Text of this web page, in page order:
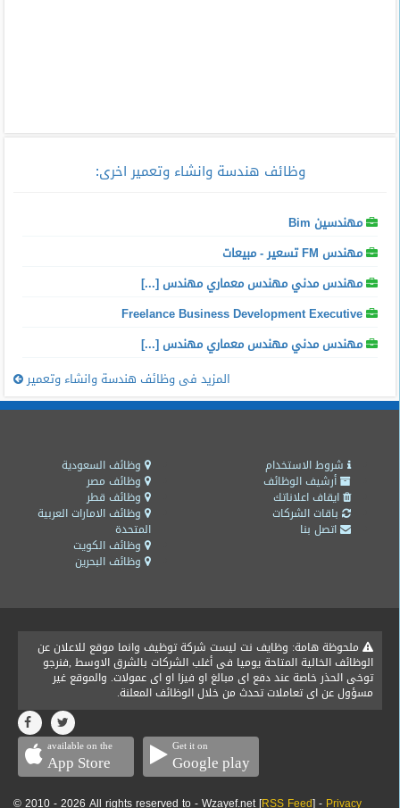
وظائف هندسة وانشاء وتعمير اخرى:
مهندسين Bim
مهندس FM تسعير - مبيعات
مهندس مدني مهندس معماري مهندس [...]
Freelance Business Development Executive
مهندس مدني مهندس معماري مهندس [...]
المزيد فى وظائف هندسة وانشاء وتعمير
وظائف السعودية
وظائف مصر
وظائف قطر
وظائف الامارات العربية
المتحدة
وظائف الكويت
وظائف البحرين
شروط الاستخدام
أرشيف الوظائف
ايقاف اعلاناتك
باقات الشركات
اتصل بنا
ملحوظة هامة: وظايف نت ليست شركة توظيف وانما موقع للاعلان عن
الوظائف الخالية المتاحة يوميا فى أغلب الشركات بالشرق الاوسط ,فنرجو
توخى الحذر خاصة عند دفع اى مبالغ او فيزا او اى عمولات. والموقع غير
مسؤول عن اى تعاملات تحدث من خلال الوظائف المعلنة.
available on the
App Store
Get it on
Google play
© 2010 - 2026 All rights reserved to - Wzayef.net [RSS Feed] - Privacy